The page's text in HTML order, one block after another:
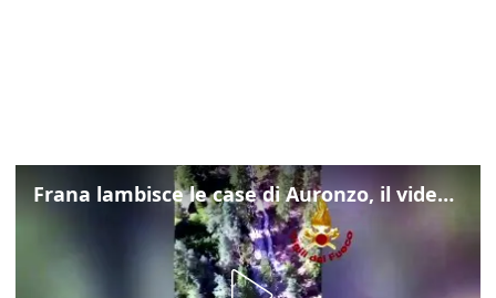
Frana lambisce le case di Auronzo, il video dall'elicottero dei vigili del fuoco